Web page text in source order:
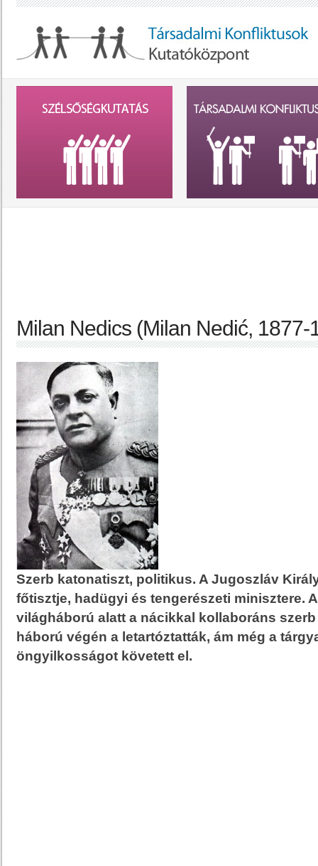
Milan Nedics (Milan Nedić, 1877-
Szerb katonatiszt, politikus. A Jugoszláv
főtisztje, hadügyi és tengerészeti minisztere.
világháború alatt a nácikkal kollaboráns
háború végén a letartóztatták, ám még a
öngyilkosságot követett el.